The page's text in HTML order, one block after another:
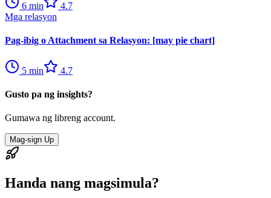
6 min
4.7
Mga relasyon
Pag-ibig o Attachment sa Relasyon: [may pie chart]
5 min 4.7
Gusto pa ng insights?
Gumawa ng libreng account.
Mag-sign Up
Handa nang magsimula?